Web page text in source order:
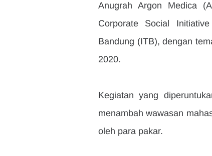
Anugrah Argon Medica
Corporate Social
Bandung (ITB), dengan
2020.
Kegiatan yang
menambah wawasan
oleh para pakar.